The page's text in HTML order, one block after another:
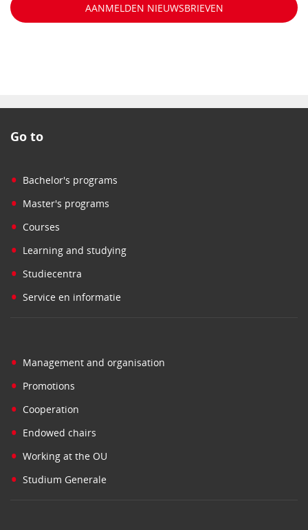
AANMELDEN NIEUWSBRIEVEN
Go to
• Bachelor's programs
• Master's programs
• Courses
• Learning and studying
• Studiecentra
• Service en informatie
• Management and organisation
• Promotions
• Cooperation
• Endowed chairs
• Working at the OU
• Studium Generale